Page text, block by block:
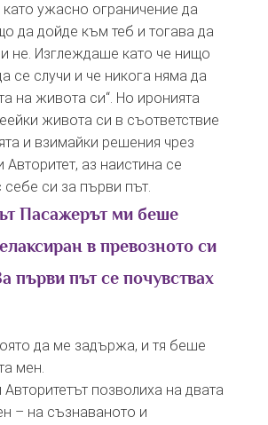
ужасно ограничение да
да дойде към теб и тогава да
не. Изглеждаше като че нищо
се случи и че никога няма да
на живота си“. Но иронията
живота си в съответствие
и взимайки решения чрез
аз наистина се
себе си за първи път.
Пасажерът ми беше
в превозното си
първи път се почувствах
да ме задържа, и тя беше
мен.
Авторитетът позволиха на двата
– на съзнаваното и